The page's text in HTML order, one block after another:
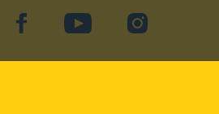
facebookYouTube Instagram